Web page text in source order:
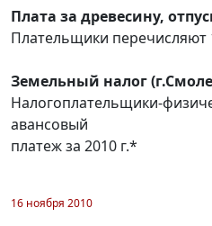
Плата за древесину,
Плательщики перечисляют
Земельный налог
Налогоплательщики-
авансовый
платеж за 2010 г.*
16 ноября 2010